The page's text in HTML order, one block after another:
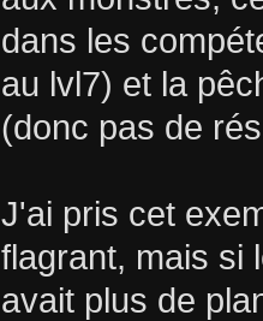
dans les
au lvl7) et la
(donc pas de
J'ai pris cet
flagrant, mais si
avait plus de